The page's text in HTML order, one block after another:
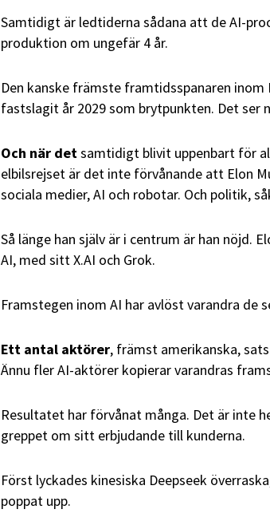
Samtidigt är ledtiderna sådana att de AI-
produktion om ungefär 4 år.
Den kanske främste framtidsspanaren inom
fastslagit år 2029 som brytpunkten. Det ser
Och när detsamtidigt blivit uppenbart för
elbilsrejset är det inte förvånande att Elon
sociala medier, AI och robotar. Och politik,
Så länge han själv är i centrum är han nöjd.
AI, med sitt X.AI och Grok.
Framstegen inom AI har avlöst varandra de
Ett antal aktörer, främst amerikanska,
Ännu fler AI-aktörer kopierar varandras
Resultatet har förvånat många. Det är inte
greppet om sitt erbjudande till kunderna.
Först lyckades kinesiska Deepseek
poppat upp.